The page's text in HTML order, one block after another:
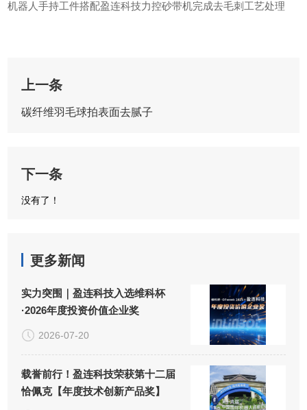
机器人手持工件搭配盈连科技力控砂带机完成去毛刺工艺处理
上一条
碳纤维羽毛球拍表面去腻子
下一条
没有了！
更多新闻
实力突围｜盈连科技入选维科杯
·2026年度投资价值企业奖
2026-07-20
载誉前行！盈连科技荣获第十二届
恰佩克【年度技术创新产品奖】